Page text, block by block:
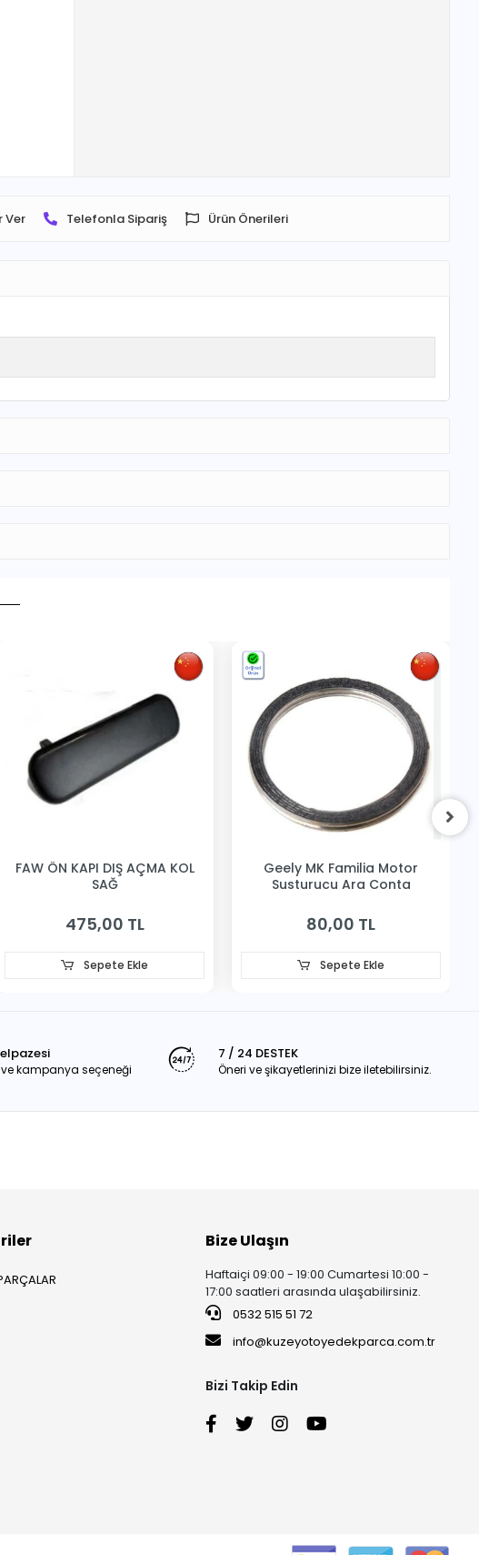
Ver Telefonla Sipariş Ürün Önerileri
FAW ÖN KAPI DIŞ AÇMA KOL
SAĞ
475,00 TL
Sepete Ekle
Geely MK Familia Motor
Susturucu Ara Conta
80,00 TL
Sepete Ekle
kampanya seçeneği
7 / 24 DESTEK
Öneri ve şikayetlerinizi bize iletebilirsiniz.
Bize Ulaşın
Haftaiçi 09:00 - 19:00 Cumartesi 10:00 -
17:00 saatleri arasında ulaşabilirsiniz.
0532 515 51 72
info@kuzeyotoyedekparca.com.tr
Bizi Takip Edin